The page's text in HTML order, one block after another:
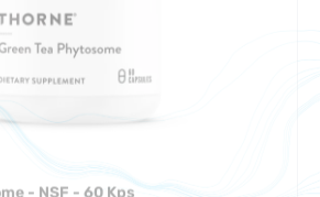
- NSF - 60 Kps